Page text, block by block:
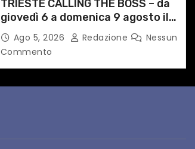
TRIESTE CALLING THE BOSS – da
giovedì 6 a domenica 9 agosto il
festival triestino dedicato a
Springsteen
Ago 5, 2026 Redazione
Nessun
Commento